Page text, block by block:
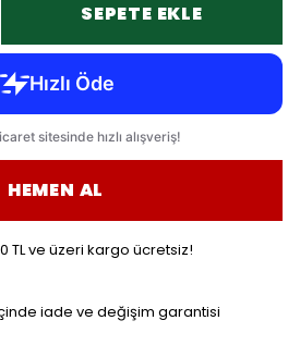
SEPETE EKLE
HEMEN AL
TL ve üzeri kargo ücretsiz!
iade ve değişim garantisi